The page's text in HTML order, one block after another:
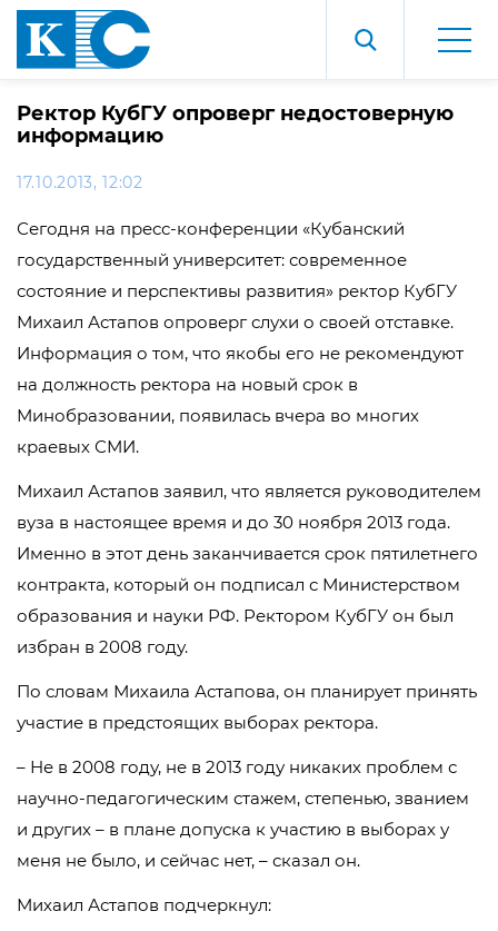
Ректор КубГУ опроверг недостоверную
информацию
17.10.2013, 12:02
Сегодня на пресс-конференции «Кубанский
государственный университет: современное
состояние и перспективы развития» ректор КубГУ
Михаил Астапов опроверг слухи о своей отставке.
Информация о том, что якобы его не рекомендуют
на должность ректора на новый срок в
Минобразовании, появилась вчера во многих
краевых СМИ.
Михаил Астапов заявил, что является руководителем
вуза в настоящее время и до 30 ноября 2013 года.
Именно в этот день заканчивается срок пятилетнего
контракта, который он подписал с Министерством
образования и науки РФ. Ректором КубГУ он был
избран в 2008 году.
По словам Михаила Астапова, он планирует принять
участие в предстоящих выборах ректора.
– Не в 2008 году, не в 2013 году никаких проблем с
научно-педагогическим стажем, степенью, званием
и других – в плане допуска к участию в выборах у
меня не было, и сейчас нет, – сказал он.
Михаил Астапов подчеркнул: